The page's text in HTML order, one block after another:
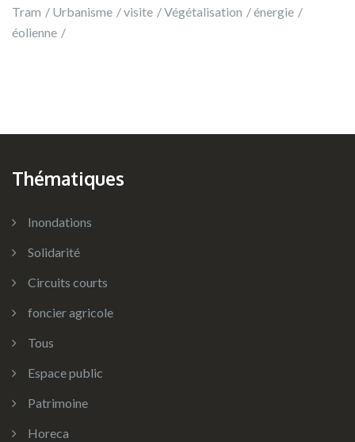
Tram
Urbanisme visite Végétalisation
énergie
éolienne
Thématiques
Inondations
Solidarité
Circuits courts
foncier agricole
Tous
Espace public
Patrimoine
Horeca